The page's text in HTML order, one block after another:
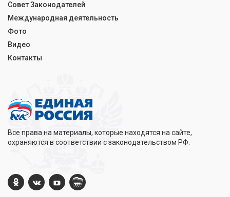
Все права на материалы, которые находятся на сайте,
охраняются в соответствии с законодательством РФ.
Совет Законодателей
Международная деятельность
Фото
Видео
Контакты